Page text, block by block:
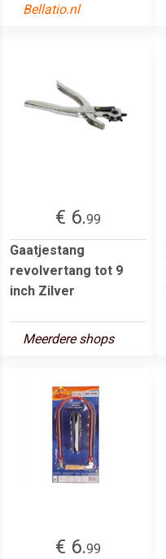
Bellatio.nl
€ 6.99
Gaatjestang
revolvertang tot 9
inch Zilver
Meerdere shops
€ 6.99